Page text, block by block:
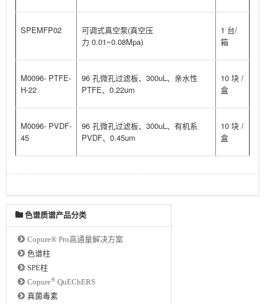
SPEMFP02 可调式真空泵(真空压
力 0.01~0.08Mpa)
1 台/
箱
M0096- PTFE-
H-22
96 孔微孔过滤板、300uL、亲水性
PTFE、0.22um
10 块 /
盒
M0096- PVDF-
45
96 孔微孔过滤板、300uL、有机系
PVDF、0.45um
10 块 /
盒
色谱质谱产品分类
Copure® Pro高通量解决方案
色谱柱
SPE柱
Copure® QuEChERS
真菌毒素